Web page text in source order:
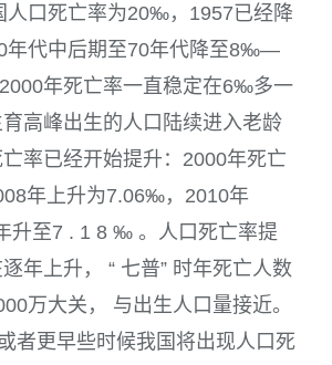
人口死亡率为20‰， 1957已经降
年代中后期至70年代降至8‰—
2000年死亡率一直稳定在6‰多一
高峰出生的人口陆续进入老龄
率已经开始提升： 2000年死亡
年上升为7.06‰， 2010年
升至7 . 1 8 ‰ 。人口死亡率提
年上升， “ 七普” 时年死亡人数
万大关， 与出生人口量接近。
者更早些时候我国将出现人口死